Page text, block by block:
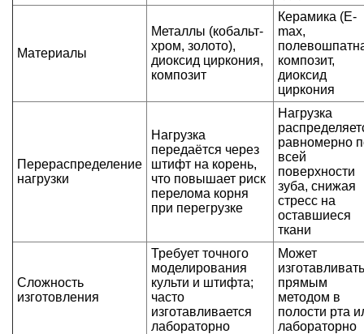
Материалы
Металлы (кобальт-
хром, золото),
диоксид циркония,
композит
Керамика (E-
max,
композит,
диоксид
циркония
Перераспределение
нагрузки
Нагрузка
передаётся через
штифт на корень,
что повышает риск
перелома корня
при перегрузке
Нагрузка
равномерно
всей
поверхности
зуба, снижая
стресс на
оставшиеся
ткани
Сложность
изготовления
Требует точного
моделирования
культи и штифта;
часто
изготавливается
лабораторно
Может
прямым
методом в
полости рта
лабораторно